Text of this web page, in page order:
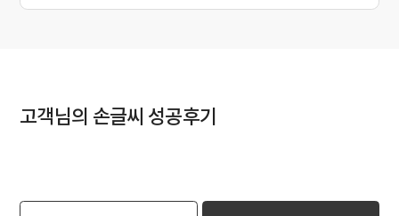
고객님의 손글씨 성공후기